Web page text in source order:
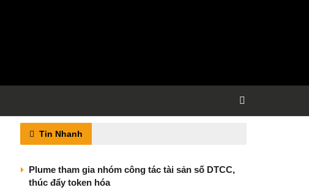
Tin Nhanh
Plume tham gia nhóm công tác tài sản số DTCC,
thúc đẩy token hóa